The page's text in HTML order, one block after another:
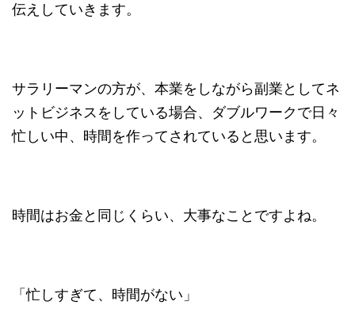
伝えしていきます。
サラリーマンの方が、本業をしながら副業としてネ
ットビジネスをしている場合、ダブルワークで日々
忙しい中、時間を作ってされていると思います。
時間はお金と同じくらい、大事なことですよね。
「忙しすぎて、時間がない」